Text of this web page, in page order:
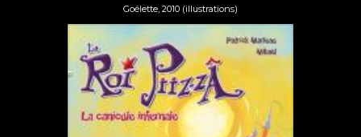
Goélette, 2010 (illustrations)